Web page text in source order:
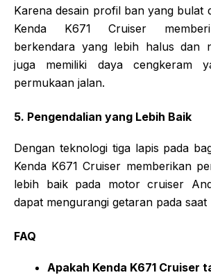
Karena desain profil ban yang bulat
Kenda K671 Cruiser
berkendara yang lebih halus dan
juga memiliki daya cengkeram
permukaan jalan.
5. Pengendalian yang Lebih Baik
Dengan teknologi tiga lapis pada
Kenda K671 Cruiser memberikan
lebih baik pada motor cruiser
dapat mengurangi getaran pada
FAQ
Apakah Kenda K671 Cruiser